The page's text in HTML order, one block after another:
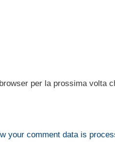
per la prossima volta
your comment data is